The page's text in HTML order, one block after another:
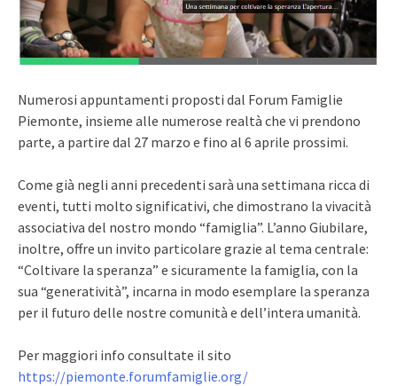
Numerosi appuntamenti proposti dal Forum Famiglie
Piemonte, insieme alle numerose realtà che vi prendono
parte, a partire dal 27 marzo e fino al 6 aprile prossimi.
Come già negli anni precedenti sarà una settimana ricca di
eventi, tutti molto significativi, che dimostrano la vivacità
associativa del nostro mondo “famiglia”. L’anno Giubilare,
inoltre, offre un invito particolare grazie al tema centrale:
“Coltivare la speranza” e sicuramente la famiglia, con la
sua “generatività”, incarna in modo esemplare la speranza
per il futuro delle nostre comunità e dell’intera umanità.
Per maggiori info consultate il sito
https://piemonte.forumfamiglie.org/